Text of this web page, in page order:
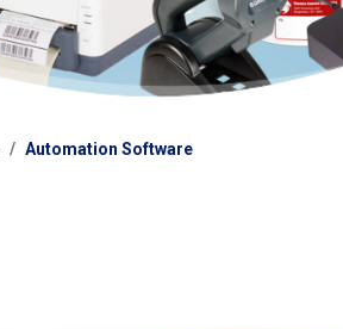
Automation Software